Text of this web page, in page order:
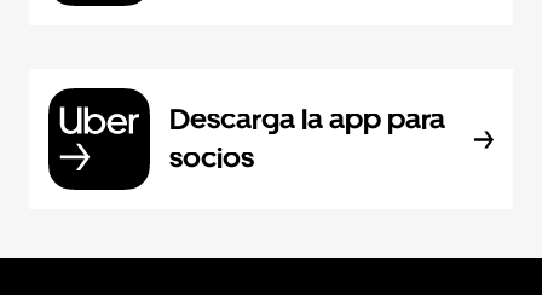
Descarga la app para
socios